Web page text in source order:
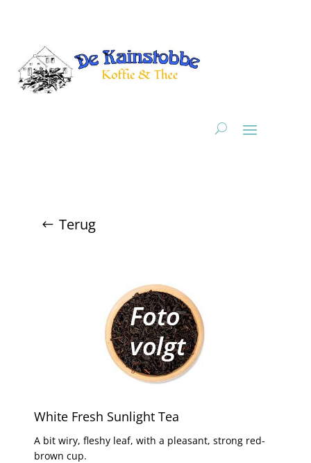
Terug
White Fresh Sunlight Tea
A bit wiry, fleshy leaf, with a pleasant, strong red-
brown cup.